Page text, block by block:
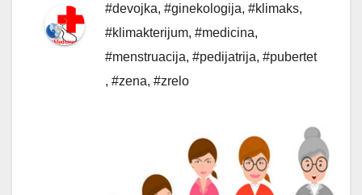
#devojka, #ginekologija, #klimaks,
#klimakterijum, #medicina,
#menstruacija, #pedijatrija, #pubertet
, #zena, #zrelo